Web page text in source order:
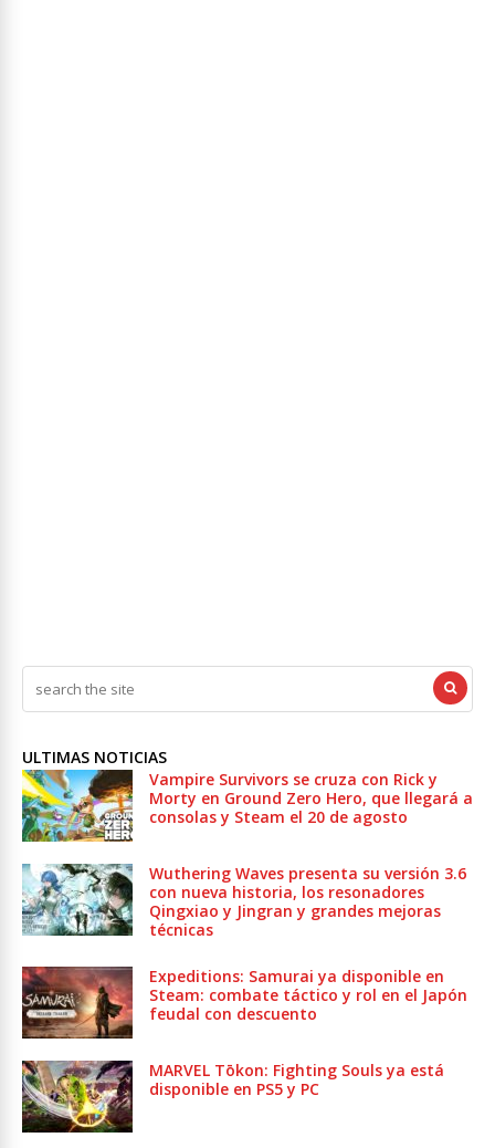
ULTIMAS NOTICIAS
Vampire Survivors se cruza con Rick y
Morty en Ground Zero Hero, que llegará a
consolas y Steam el 20 de agosto
Wuthering Waves presenta su versión 3.6
con nueva historia, los resonadores
Qingxiao y Jingran y grandes mejoras
técnicas
Expeditions: Samurai ya disponible en
Steam: combate táctico y rol en el Japón
feudal con descuento
MARVEL Tōkon: Fighting Souls ya está
disponible en PS5 y PC